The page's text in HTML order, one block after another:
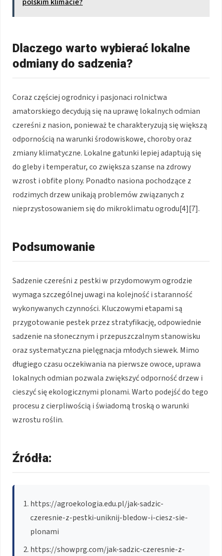
Dlaczego warto wybierać lokalne
odmiany do sadzenia?
Coraz częściej ogrodnicy i pasjonaci rolnictwa
amatorskiego decydują się na uprawę lokalnych odmian
czereśni z nasion, ponieważ te charakteryzują się większą
odpornością na warunki środowiskowe, choroby oraz
zmiany klimatyczne. Lokalne gatunki lepiej adaptują się
do gleby i temperatur, co zwiększa szanse na zdrowy
wzrost i obfite plony. Ponadto nasiona pochodzące z
rodzimych drzew unikają problemów związanych z
nieprzystosowaniem się do mikroklimatu ogrodu[4][7].
Podsumowanie
Sadzenie czereśni z pestki w przydomowym ogrodzie
wymaga szczególnej uwagi na kolejność i staranność
wykonywanych czynności. Kluczowymi etapami są
przygotowanie pestek przez stratyfikację, odpowiednie
sadzenie na słonecznym i przepuszczalnym stanowisku
oraz systematyczna pielęgnacja młodych siewek. Mimo
długiego czasu oczekiwania na pierwsze owoce, uprawa
lokalnych odmian pozwala zwiększyć odporność drzew i
cieszyć się ekologicznymi plonami. Warto podejść do tego
procesu z cierpliwością i świadomą troską o warunki
wzrostu roślin.
Źródła:
https://agroekologia.edu.pl/jak-sadzic-
czeresnie-z-pestki-uniknij-bledow-i-ciesz-sie-
plonami
https://showprg.com/jak-sadzic-czeresnie-z-